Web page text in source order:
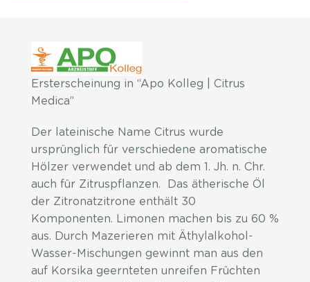
Ersterscheinung in “Apo Kolleg | Citrus
Medica”
Der lateinische Name Citrus wurde
ursprünglich für verschiedene aromatische
Hölzer verwendet und ab dem 1. Jh. n. Chr.
auch für Zitruspflanzen. Das ätherische Öl
der Zitronatzitrone enthält 30
Komponenten. Limonen machen bis zu 60 %
aus. Durch Mazerieren mit Äthylalkohol-
Wasser-Mischungen gewinnt man aus den
auf Korsika geernteten unreifen Früchten